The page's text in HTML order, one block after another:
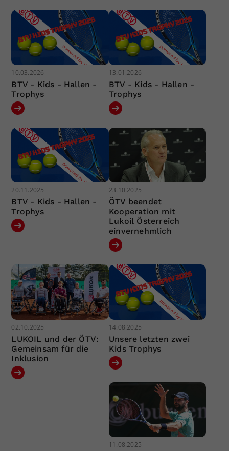
10.03.2026
BTV - Kids - Hallen -
Trophys
13.01.2026
BTV - Kids - Hallen -
Trophys
20.11.2025
BTV - Kids - Hallen -
Trophys
23.10.2025
ÖTV beendet
Kooperation mit
Lukoil Österreich
einvernehmlich
02.10.2025
LUKOIL und der ÖTV:
Gemeinsam für die
Inklusion
14.08.2025
Unsere letzten zwei
Kids Trophys
11.08.2025